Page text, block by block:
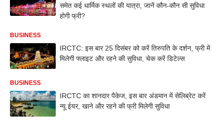
समेत कई धार्मिक स्थलों की यात्रा, जानें कौन-कौन सी सुविधा
होगी फ्री?
BUSINESS
IRCTC: इस बार 25 दिसंबर को करें तिरुपति के दर्शन, फ्री में
मिलेगी फ्लाइट और रहने की सुविधा, चेक करें डिटेल्स
BUSINESS
IRCTC का शानदार पैकेज, इस बार अंडमान में सेलिब्रेट करें
न्यू ईयर, खाने और रहने की फ्री मिलेगी सुविधा